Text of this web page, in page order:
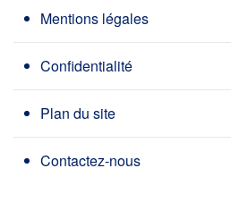
Mentions légales
Confidentialité
Plan du site
Contactez-nous